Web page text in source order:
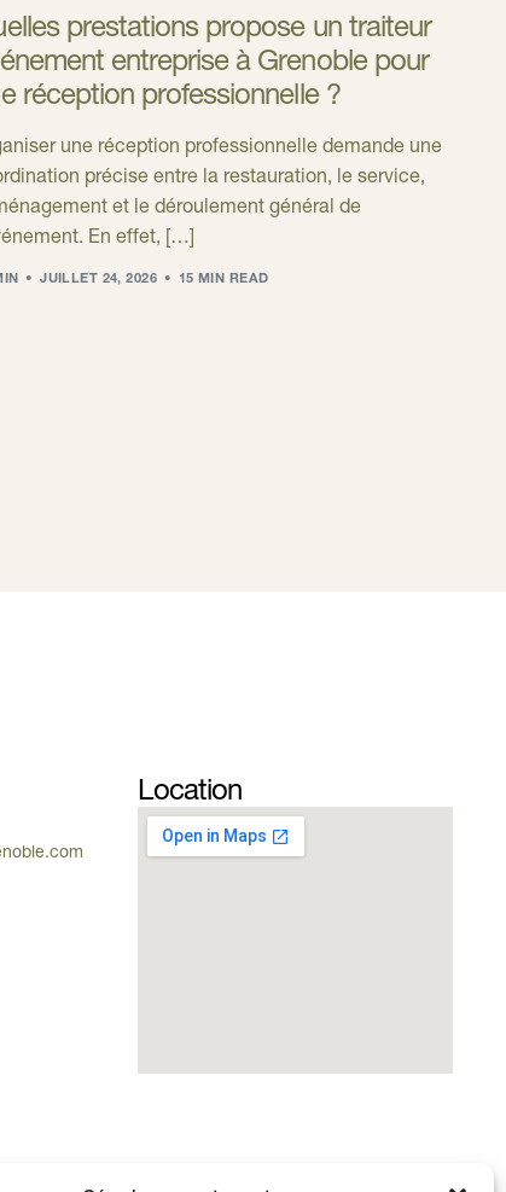
prestations propose un traiteur
entreprise à Grenoble pour
réception professionnelle ?
une réception professionnelle demande une
précise entre la restauration, le service,
et le déroulement général de
En effet, […]
JUILLET 24, 2026 15 MIN READ
Location